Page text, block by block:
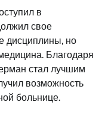
в
свое
дисциплины, но
Благодаря
стал лучшим
возможность
больнице.